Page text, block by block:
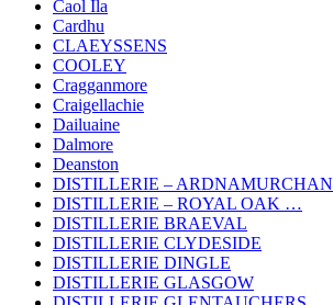
Caol Ila
Cardhu
CLAEYSSENS
COOLEY
Cragganmore
Craigellachie
Dailuaine
Dalmore
Deanston
DISTILLERIE – ARDNAMURCHAN
DISTILLERIE – ROYAL OAK …
DISTILLERIE BRAEVAL
DISTILLERIE CLYDESIDE
DISTILLERIE DINGLE
DISTILLERIE GLASGOW